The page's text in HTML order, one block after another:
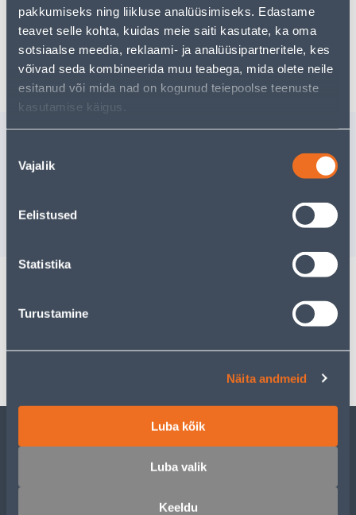
pakkumiseks ning liikluse analüüsimiseks. Edastame
teavet selle kohta, kuidas meie saiti kasutate, ka oma
sotsiaalse meedia, reklaami- ja analüüsipartneritele, kes
võivad seda kombineerida muu teabega, mida olete neile
esitanud või mida nad on kogunud teiepoolse teenuste
kasutamise käigus.
valik
Vajalik
Eelistused
Statistika
Turustamine
Näita andmeid
Luba kõik
Luba valik
Keeldu
Tarne pole võimalik
Sarnased tooted
12.00 €
Spetsifikatsioon
Transport
KLIENDITEENINDUS